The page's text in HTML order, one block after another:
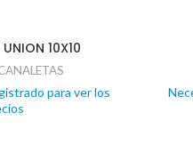
10X10
para ver los